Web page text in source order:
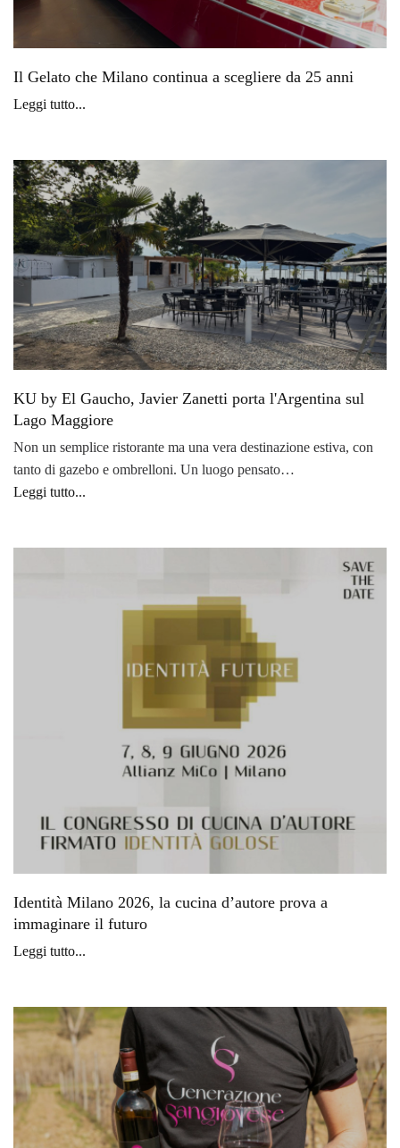
Il Gelato che Milano continua a scegliere da 25 anni
Leggi tutto...
KU by El Gaucho, Javier Zanetti porta l'Argentina sul
Lago Maggiore
Non un semplice ristorante ma una vera destinazione estiva, con
tanto di gazebo e ombrelloni. Un luogo pensato…
Leggi tutto...
Identità Milano 2026, la cucina d’autore prova a
immaginare il futuro
Leggi tutto...